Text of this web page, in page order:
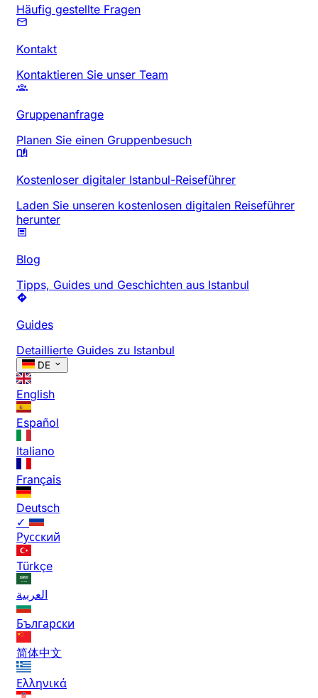
Häufig gestellte Fragen
Kontakt
Kontaktieren Sie unser Team
Gruppenanfrage
Planen Sie einen Gruppenbesuch
Kostenloser digitaler Istanbul-Reiseführer
Laden Sie unseren kostenlosen digitalen Reiseführer
herunter
Blog
Tipps, Guides und Geschichten aus Istanbul
Guides
Detaillierte Guides zu Istanbul
DE
English
Español
Italiano
Français
Deutsch
✓
Русский
Türkçe
العربية
Български
简体中文
Ελληνικά